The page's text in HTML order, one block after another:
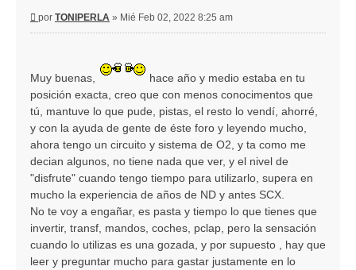
Mensaje
por TONIPERLA » Mié Feb 02, 2022 8:25 am
Muy buenas,
hace año y medio estaba en tu
posición exacta, creo que con menos conocimentos que
tú, mantuve lo que pude, pistas, el resto lo vendí, ahorré,
y con la ayuda de gente de éste foro y leyendo mucho,
ahora tengo un circuito y sistema de O2, y ta como me
decian algunos, no tiene nada que ver, y el nivel de
"disfrute" cuando tengo tiempo para utilizarlo, supera en
mucho la experiencia de años de ND y antes SCX.
No te voy a engañar, es pasta y tiempo lo que tienes que
invertir, transf, mandos, coches, pclap, pero la sensación
cuando lo utilizas es una gozada, y por supuesto , hay que
leer y preguntar mucho para gastar justamente en lo